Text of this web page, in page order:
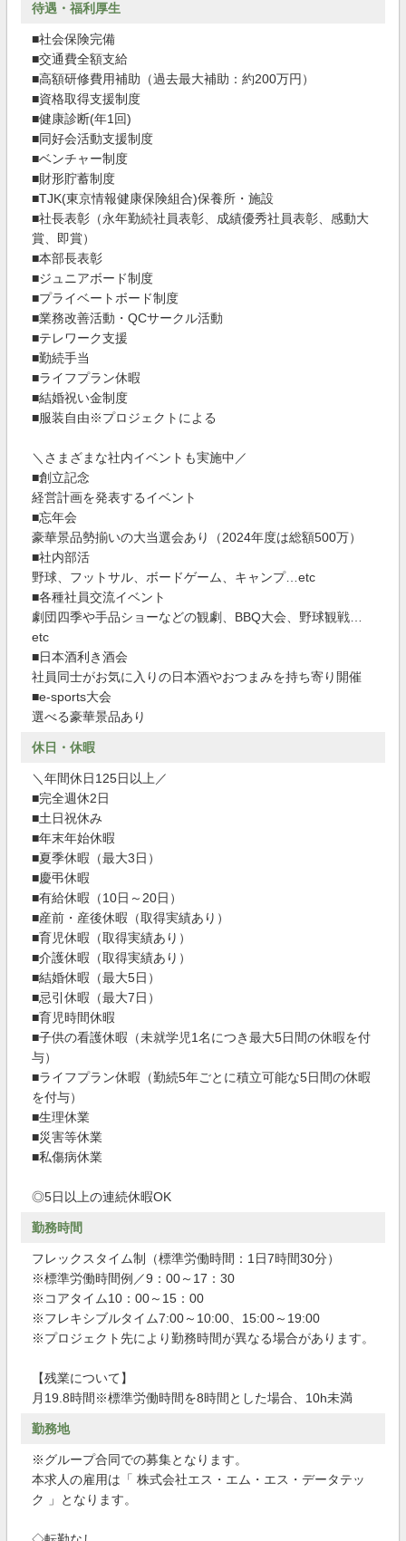
待遇・福利厚生
■社会保険完備
■交通費全額支給
■高額研修費用補助（過去最大補助：約200万円）
■資格取得支援制度
■健康診断(年1回)
■同好会活動支援制度
■ベンチャー制度
■財形貯蓄制度
■TJK(東京情報健康保険組合)保養所・施設
■社長表彰（永年勤続社員表彰、成績優秀社員表彰、感動大
賞、即賞）
■本部長表彰
■ジュニアボード制度
■プライベートボード制度
■業務改善活動・QCサークル活動
■テレワーク支援
■勤続手当
■ライフプラン休暇
■結婚祝い金制度
■服装自由※プロジェクトによる
＼さまざまな社内イベントも実施中／
■創立記念
経営計画を発表するイベント
■忘年会
豪華景品勢揃いの大当選会あり（2024年度は総額500万）
■社内部活
野球、フットサル、ボードゲーム、キャンプ…etc
■各種社員交流イベント
劇団四季や手品ショーなどの観劇、BBQ大会、野球観戦…
etc
■日本酒利き酒会
社員同士がお気に入りの日本酒やおつまみを持ち寄り開催
■e-sports大会
選べる豪華景品あり
休日・休暇
＼年間休日125日以上／
■完全週休2日
■土日祝休み
■年末年始休暇
■夏季休暇（最大3日）
■慶弔休暇
■有給休暇（10日～20日）
■産前・産後休暇（取得実績あり）
■育児休暇（取得実績あり）
■介護休暇（取得実績あり）
■結婚休暇（最大5日）
■忌引休暇（最大7日）
■育児時間休暇
■子供の看護休暇（未就学児1名につき最大5日間の休暇を付
与）
■ライフプラン休暇（勤続5年ごとに積立可能な5日間の休暇
を付与）
■生理休業
■災害等休業
■私傷病休業
◎5日以上の連続休暇OK
勤務時間
フレックスタイム制（標準労働時間：1日7時間30分）
※標準労働時間例／9：00～17：30
※コアタイム10：00～15：00
※フレキシブルタイム7:00～10:00、15:00～19:00
※プロジェクト先により勤務時間が異なる場合があります。
【残業について】
月19.8時間※標準労働時間を8時間とした場合、10h未満
勤務地
※グループ合同での募集となります。
本求人の雇用は「 株式会社エス・エム・エス・データテッ
ク 」となります。